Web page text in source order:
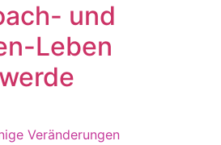
und
Leben
Veränderungen